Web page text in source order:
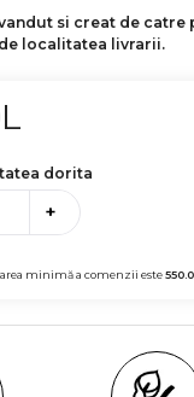
si creat de catre
localitatea livrarii.
dorita
+
minimă a comenzii este